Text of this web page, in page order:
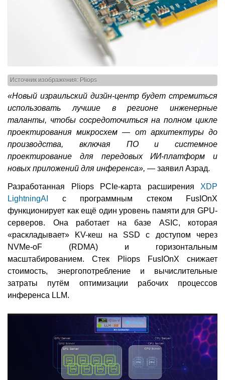
Источник изображения: Pliops
«Новый израильский дизйн-центр будет стремиться
использовать лучшие в регионе инженерные
таланты, чтобы сосредоточиться на полном цикле
проектирования микросхем — от архитектуры до
производства, включая ПО и системное
проектирование для передовых ИИ-платформ и
новых приложений для инференса», — заявил Азрад.
Разработанная Pliops PCIe-карта расширения XDP
LightningAI
с программным стеком FusIOnX
функционирует как ещё один уровень памяти для GPU-
серверов. Она работает на базе ASIC, которая
«раскладывает» KV-кеш на SSD с доступом через
NVMe-oF (RDMA) и горизонтальным
масштабированием. Стек Pliops FusIOnX снижает
стоимость, энергопотребление и вычислительные
затраты путём оптимизации рабочих процессов
инференса LLM.